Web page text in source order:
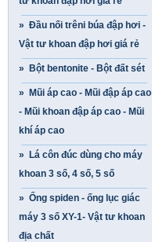
» Đầu nối trêni búa đập hơi -
Vật tư khoan đập hơi giá rẻ
» Bột bentonite - Bột đất sét
» Mũi áp cao - Mũi đập áp cao
- Mũi khoan đập áp cao - Mũi
khí áp cao
» Lá côn đúc dùng cho máy
khoan 3 số, 4 số, 5 số
» Ống spiden - ống lục giác
máy 3 số XY-1- Vật tư khoan
địa chất